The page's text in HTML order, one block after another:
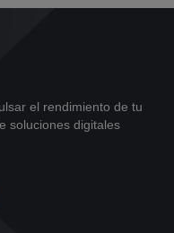
el rendimiento de tu
soluciones digitales